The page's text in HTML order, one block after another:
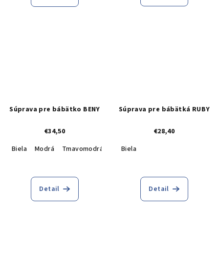
Súprava pre bábätko BENY
€34,50
Biela
Modrá Tmavomodrá
Detail
Súprava pre bábätká RUBY
€28,40
Biela
Detail